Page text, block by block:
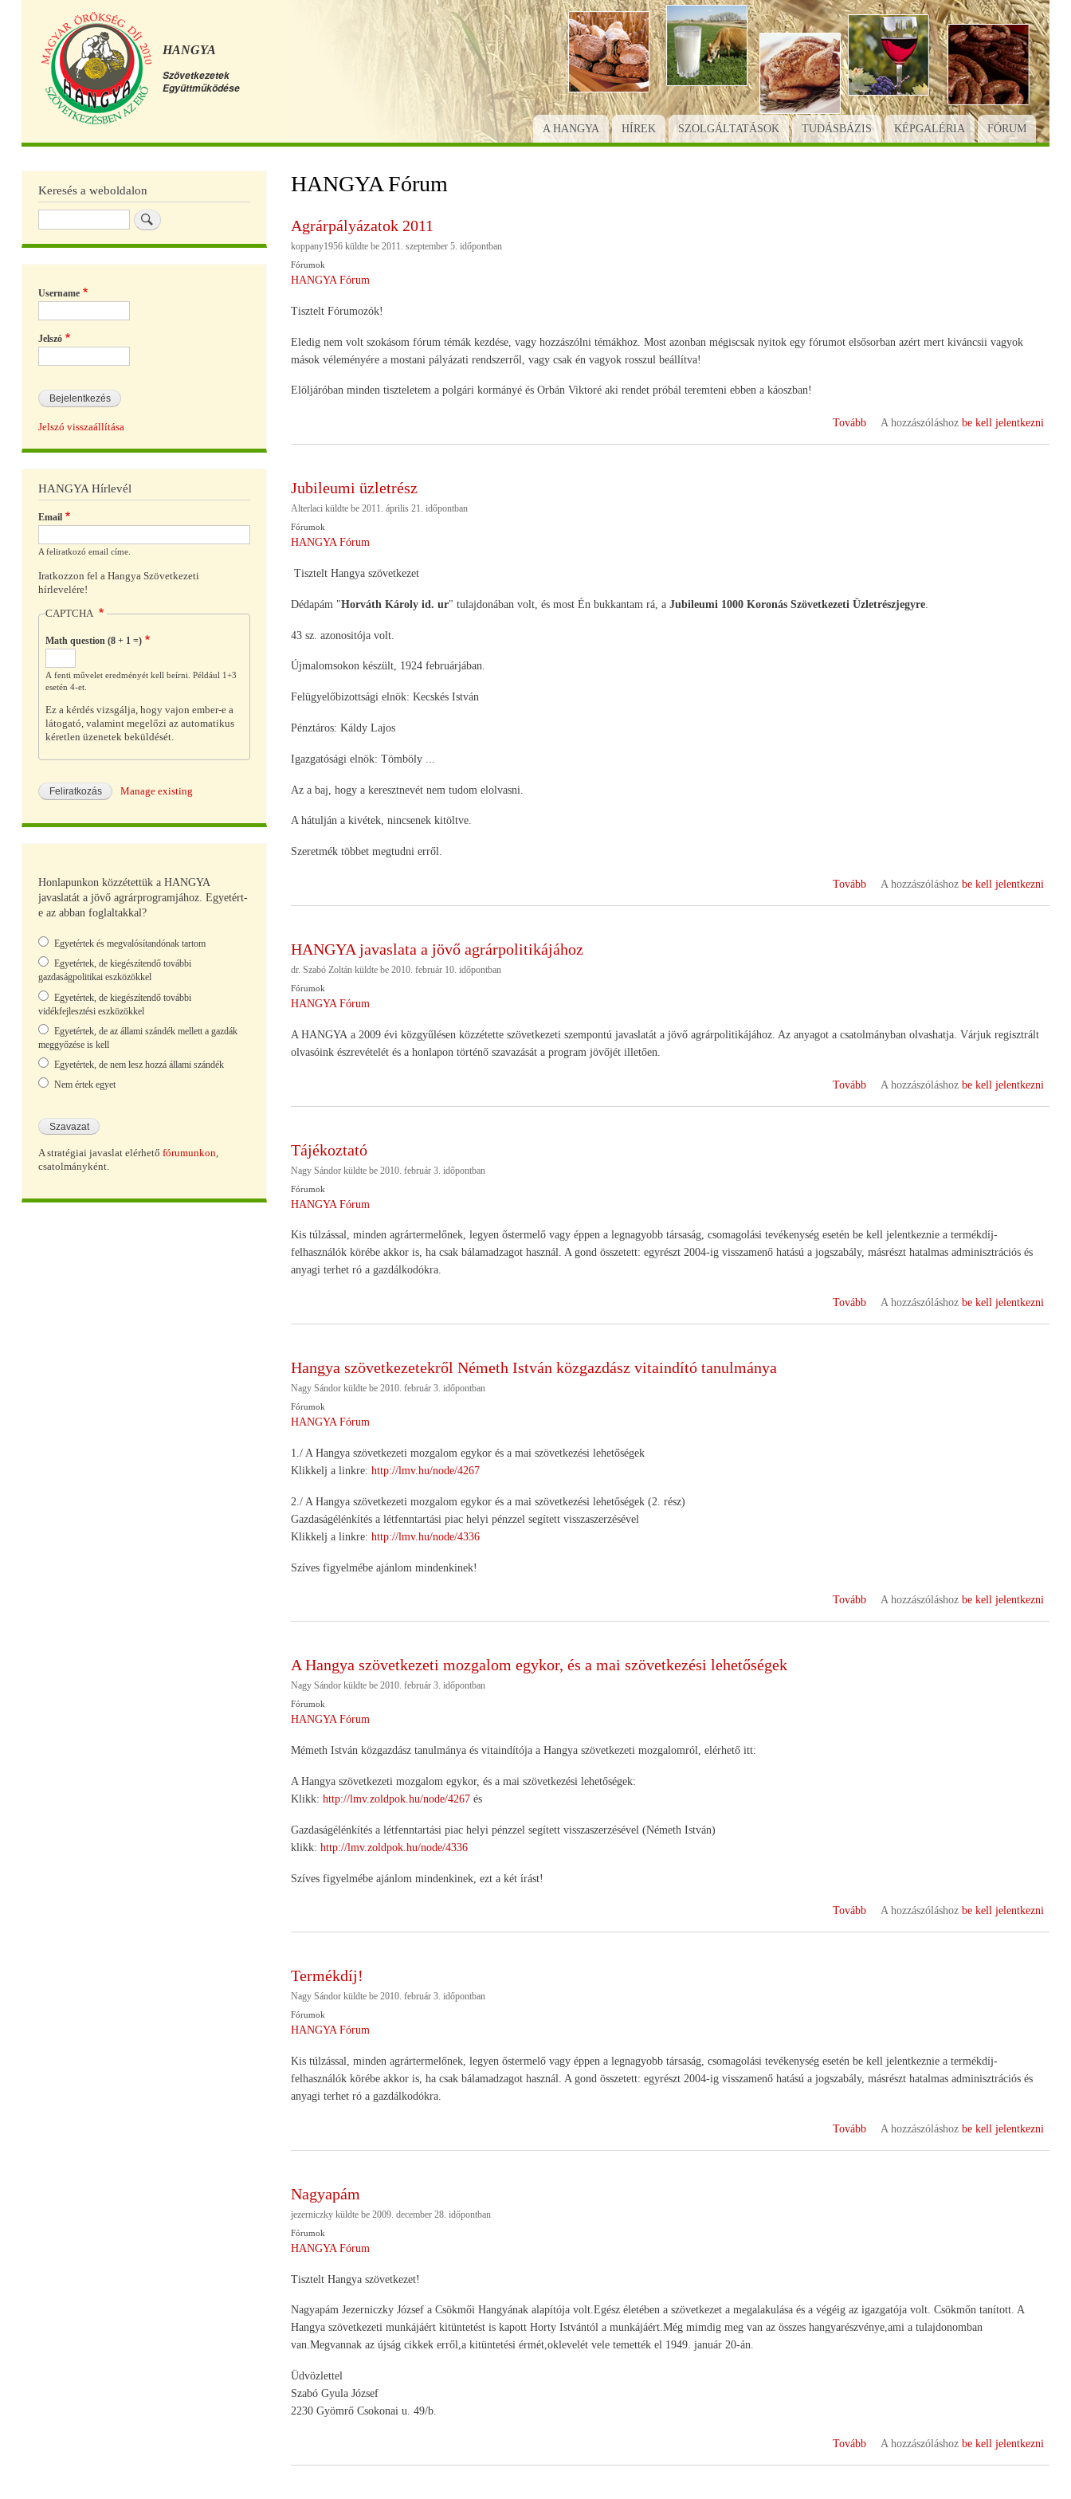
Ugrás
a
tartalomra
HANGYA
Szövetkezetek
Együttműködése
Főmenü
A HANGYA HÍREK SZOLGÁLTATÁSOK TUDÁSBÁZIS KÉPGALÉRIA FÓRUM
HANGYA Fórum
Agrárpályázatok 2011
koppany1956küldte be 2011. szeptember 5. időpontban
Fórumok
HANGYA Fórum
Tisztelt Fórumozók!
Eledig nem volt szokásom fórum témák kezdése, vagy hozzászólni témákhoz. Most azonban mégiscsak nyitok egy fórumot elsősorban azért mert kiváncsii vagyok
mások véleményére a mostani pályázati rendszerről, vagy csak én vagyok rosszul beállítva!
Elöljáróban minden tiszteletem a polgári kormányé és Orbán Viktoré aki rendet próbál teremteni ebben a káoszban!
Tovább
(Agrárpályázatok
A hozzászóláshoz be kell jelentkezni
Jubileumi üzletrész
Alterlaciküldte be 2011. április 21. időpontban
Fórumok
HANGYA Fórum
Tisztelt Hangya szövetkezet
Dédapám "Horváth Károly id. ur" tulajdonában volt, és most Én bukkantam rá, a Jubileumi 1000 Koronás Szövetkezeti Üzletrészjegyre.
43 sz. azonositója volt.
Újmalomsokon készült, 1924 februárjában.
Felügyelőbizottsági elnök: Kecskés István
Pénztáros: Káldy Lajos
Igazgatósági elnök: Tömböly ...
Az a baj, hogy a keresztnevét nem tudom elolvasni.
A hátulján a kivétek, nincsenek kitöltve.
Szeretmék többet megtudni erről.
Tovább
(Jubileumi
A hozzászóláshoz be kell jelentkezni
HANGYA javaslata a jövő agrárpolitikájához
dr. Szabó Zoltánküldte be 2010. február 10. időpontban
Fórumok
HANGYA Fórum
A HANGYA a 2009 évi közgyűlésen közzétette szövetkezeti szempontú javaslatát a jövő agrárpolitikájához. Az anyagot a csatolmányban olvashatja. Várjuk regisztrált
olvasóink észrevételét és a honlapon történő szavazását a program jövőjét illetően.
Tovább
(HANGYA
A hozzászóláshoz be kell jelentkezni
Tájékoztató
Nagy Sándorküldte be 2010. február 3. időpontban
Fórumok
HANGYA Fórum
Kis túlzással, minden agrártermelőnek, legyen őstermelő vagy éppen a legnagyobb társaság, csomagolási tevékenység esetén be kell jelentkeznie a termékdíj-
felhasználók körébe akkor is, ha csak bálamadzagot használ. A gond összetett: egyrészt 2004-ig visszamenő hatású a jogszabály, másrészt hatalmas adminisztrációs és
anyagi terhet ró a gazdálkodókra.
Tovább (Tájékoztató)
A hozzászóláshoz be kell jelentkezni
Hangya szövetkezetekről Németh István közgazdász vitaindító tanulmánya
Nagy Sándorküldte be 2010. február 3. időpontban
Fórumok
HANGYA Fórum
1./ A Hangya szövetkezeti mozgalom egykor és a mai szövetkezési lehetőségek
Klikkelj a linkre: http://lmv.hu/node/4267
2./ A Hangya szövetkezeti mozgalom egykor és a mai szövetkezési lehetőségek (2. rész)
Gazdaságélénkítés a létfenntartási piac helyi pénzzel segített visszaszerzésével
Klikkelj a linkre: http://lmv.hu/node/4336
Szíves figyelmébe ajánlom mindenkinek!
Tovább
(Hangya
A hozzászóláshoz be kell jelentkezni
A Hangya szövetkezeti mozgalom egykor, és a mai szövetkezési lehetőségek
Nagy Sándorküldte be 2010. február 3. időpontban
Fórumok
HANGYA Fórum
Mémeth István közgazdász tanulmánya és vitaindítója a Hangya szövetkezeti mozgalomról, elérhető itt:
A Hangya szövetkezeti mozgalom egykor, és a mai szövetkezési lehetőségek:
Klikk: http://lmv.zoldpok.hu/node/4267és
Gazdaságélénkítés a létfenntartási piac helyi pénzzel segített visszaszerzésével (Németh István)
klikk: http://lmv.zoldpok.hu/node/4336
Szíves figyelmébe ajánlom mindenkinek, ezt a két írást!
Tovább
lehetőségek)
A hozzászóláshoz be kell jelentkezni
Termékdíj!
Nagy Sándorküldte be 2010. február 3. időpontban
Fórumok
HANGYA Fórum
Kis túlzással, minden agrártermelőnek, legyen őstermelő vagy éppen a legnagyobb társaság, csomagolási tevékenység esetén be kell jelentkeznie a termékdíj-
felhasználók körébe akkor is, ha csak bálamadzagot használ. A gond összetett: egyrészt 2004-ig visszamenő hatású a jogszabály, másrészt hatalmas adminisztrációs és
anyagi terhet ró a gazdálkodókra.
Tovább
(Termékdíj!
A hozzászóláshoz be kell jelentkezni
Nagyapám
jezerniczkyküldte be 2009. december 28. időpontban
Fórumok
HANGYA Fórum
Tisztelt Hangya szövetkezet!
Nagyapám Jezerniczky József a Csökmői Hangyának alapítója volt.Egész életében a szövetkezet a megalakulása és a végéig az igazgatója volt. Csökmőn tanított. A
Hangya szövetkezeti munkájáért kitüntetést is kapott Horty Istvántól a munkájáért.Még mimdig meg van az összes hangyarészvénye,ami a tulajdonomban
van.Megvannak az újság cikkek erről,a kitüntetési érmét,oklevelét vele temették el 1949. január 20-án.
Üdvözlettel
Szabó Gyula József
2230 Gyömrő Csokonai u. 49/b.
Tovább
(Nagyapám
A hozzászóláshoz be kell jelentkezni
Keresés a weboldalon
Username
Jelszó
Jelszó visszaállítása
HANGYA Hírlevél
Email
A feliratkozó email címe.
Iratkozzon fel a Hangya Szövetkezeti
hírlevelére!
CAPTCHA
Math question (8 + 1 =)
A fenti művelet eredményét kell beírni. Például 1+3
esetén 4-et.
Ez a kérdés vizsgálja, hogy vajon ember-e a
látogató, valamint megelőzi az automatikus
kéretlen üzenetek beküldését.
Manage existing
Honlapunkon közzétettük a HANGYA
javaslatát a jövő agrárprogramjához. Egyetért-
e az abban foglaltakkal?
Választások
Egyetértek és megvalósítandónak tartom
Egyetértek, de kiegészítendő további
gazdaságpolitikai eszközökkel
Egyetértek, de kiegészítendő további
vidékfejlesztési eszközökkel
Egyetértek, de az állami szándék mellett a gazdák
meggyőzése is kell
Egyetértek, de nem lesz hozzá állami szándék
Nem értek egyet
A stratégiai javaslat elérhető fórumunkon,
csatolmányként.